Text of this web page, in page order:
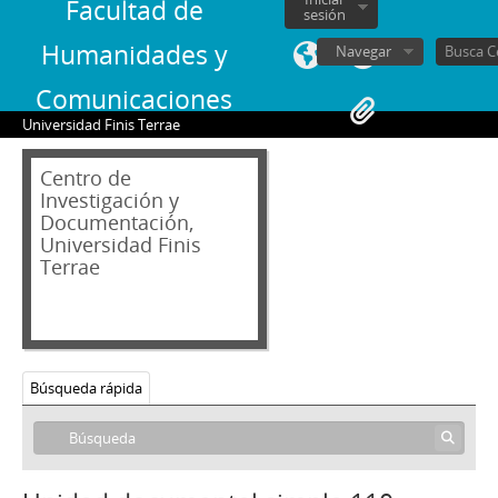
Facultad de
Humanidades y
Comunicaciones
sesión
Navegar
Universidad Finis Terrae
Centro de
Investigación y
Documentación,
Universidad Finis
Terrae
Búsqueda rápida
87 - Carta de Jorge Alessandri a Horacio Hernández A.
88 - Fotocopia de recorte de prensa Discurso en homenaje a Fray Camilo Henriquez
90 - Carta de Jorge Alessandri a Pedro Oporto Vera
91 - Carta firmada de María Pía Fuentealba de Zalaquett
92 - Carta de Jorge Alessandri a Juan Bautista Rossetti Colombino
94 - Carta de Jorge Vega Germain a Jorge Alessandri
95 - Carta de un funcionario [desconocido] de la Municipalidad de Santiago a Jorge Alessandri
99 - Carta de María Luisa Menares a Jorge Alessandri
101 - Carta de Jorge Alessandri a Juan José Fernández
102 - Carta de agradecimiento de Luis Sánchez Latorre a Jorge Alessandri
103 - Carta de agradecimiento para Jorge Alessandri